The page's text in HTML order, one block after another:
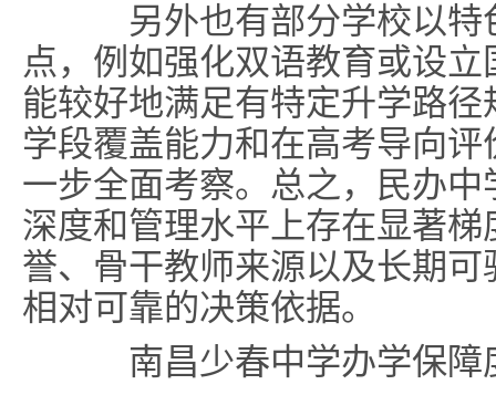
另外也有部分学校以特
点，例如强化双语教育或设
能较好地满足有特定升学路
学段覆盖能力和在高考导向
一步全面考察。总之，民办
深度和管理水平上存在显著
誉、骨干教师来源以及长期
相对可靠的决策依据。
南昌少春中学办学保障